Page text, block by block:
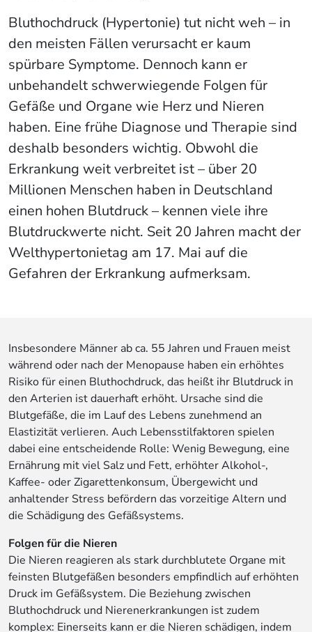
Bluthochdruck (Hypertonie) tut nicht weh – in
den meisten Fällen verursacht er kaum
spürbare Symptome. Dennoch kann er
unbehandelt schwerwiegende Folgen für
Gefäße und Organe wie Herz und Nieren
haben. Eine frühe Diagnose und Therapie sind
deshalb besonders wichtig. Obwohl die
Erkrankung weit verbreitet ist – über 20
Millionen Menschen haben in Deutschland
einen hohen Blutdruck – kennen viele ihre
Blutdruckwerte nicht. Seit 20 Jahren macht der
Welthypertonietag am 17. Mai auf die
Gefahren der Erkrankung aufmerksam.
Insbesondere Männer ab ca. 55 Jahren und Frauen meist
während oder nach der Menopause haben ein erhöhtes
Risiko für einen Bluthochdruck, das heißt ihr Blutdruck in
den Arterien ist dauerhaft erhöht. Ursache sind die
Blutgefäße, die im Lauf des Lebens zunehmend an
Elastizität verlieren. Auch Lebensstilfaktoren spielen
dabei eine entscheidende Rolle: Wenig Bewegung, eine
Ernährung mit viel Salz und Fett, erhöhter Alkohol-,
Kaffee- oder Zigarettenkonsum, Übergewicht und
anhaltender Stress befördern das vorzeitige Altern und
die Schädigung des Gefäßsystems.
Folgen für die Nieren
Die Nieren reagieren als stark durchblutete Organe mit
feinsten Blutgefäßen besonders empfindlich auf erhöhten
Druck im Gefäßsystem. Die Beziehung zwischen
Bluthochdruck und Nierenerkrankungen ist zudem
komplex: Einerseits kann er die Nieren schädigen, indem